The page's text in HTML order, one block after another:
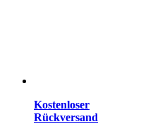
Kostenloser
Rückversand